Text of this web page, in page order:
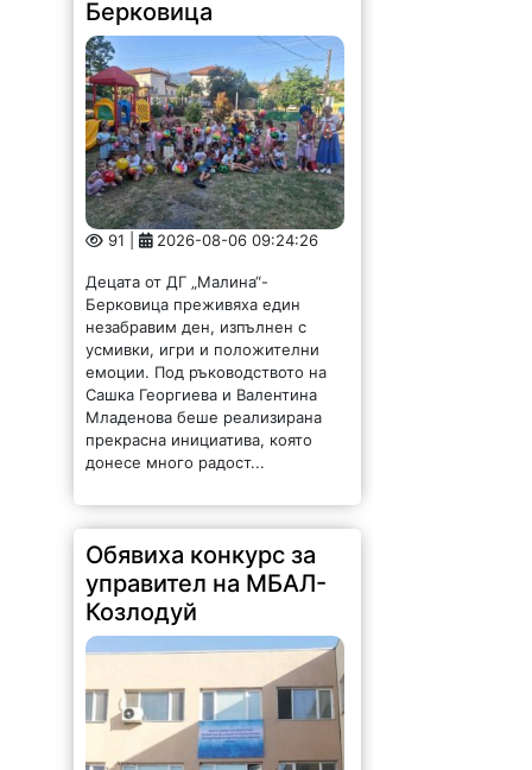
91 | 2026-08-06 09:24:26
Берковица преживяха един
незабравим ден, изпълнен с
усмивки, игри и положителни
емоции. Под ръководството на
Сашка Георгиева и Валентина
Младенова беше реализирана
прекрасна инициатива, която
донесе много радост...
Обявиха конкурс за
управител на МБАЛ-
Козлодуй